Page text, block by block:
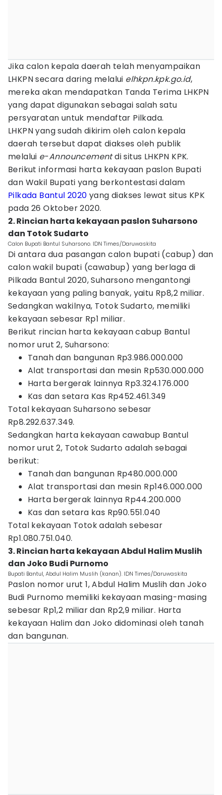
Jika calon kepala daerah telah menyampaikan
LHKPN secara daring melalui elhkpn.kpk.go.id,
mereka akan mendapatkan Tanda Terima LHKPN
yang dapat digunakan sebagai salah satu
persyaratan untuk mendaftar Pilkada.
LHKPN yang sudah dikirim oleh calon kepala
daerah tersebut dapat diakses oleh publik
melalui e-Announcementdi situs LHKPN KPK.
Berikut informasi harta kekayaan paslon Bupati
dan Wakil Bupati yang berkontestasi dalam
Pilkada Bantul 2020 yang diakses lewat situs KPK
pada 26 Oktober 2020.
2. Rincian harta kekayaan paslon Suharsono‎
dan Totok Sudarto
Calon Bupati Bantul Suharsono. IDN Times/Daruwaskita
Di antara dua pasangan calon bupati (cabup) dan
calon wakil bupati (cawabup) yang berlaga di
Pilkada Bantul 2020, Suharsono mengantongi
kekayaan yang paling banyak, yaitu Rp8,2 miliar.
Sedangkan wakilnya, Totok Sudarto, memiliki
kekayaan sebesar Rp1 miliar.
Berikut rincian harta kekayaan cabup Bantul
nomor urut 2, Suharsono‎:
Tanah dan bangunan Rp3.986.000.000‎
Alat transportasi dan mesin Rp530.000.000‎
Harta bergerak lainnya Rp3.324.176.000
Kas dan setara Kas Rp452.461.349
Total kekayaan Suharsono sebesar
Rp8.292.637.349.
Sedangkan harta kekayaan cawabup Bantul
nomor urut 2, Totok Sudarto‎ adalah sebagai
berikut:
Tanah dan bangunan Rp480.000.000
Alat transportasi dan mesin Rp146.000.000
Harta bergerak lainnya Rp44.200.000
Kas dan setara kas Rp90.551.040
Total kekayaan Totok adalah sebesar
Rp1.080.751.040‎.
3. Rincian harta kekayaan Abdul Halim Muslih‎
dan Joko Budi Purnomo
Bupati Bantul, Abdul Halim Muslih (kanan). IDN Times/Daruwaskita
Paslon nomor urut 1, Abdul Halim Muslih dan Joko
Budi Purnomo memiliki kekayaan masing-masing
sebesar Rp1,2 miliar dan Rp2,9 miliar. Harta
kekayaan Halim dan Joko didominasi oleh tanah
dan bangunan.